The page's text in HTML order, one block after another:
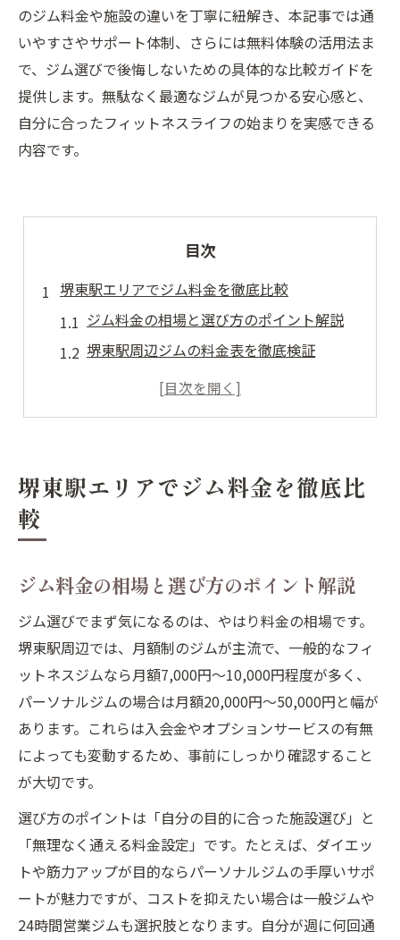
のジム料金や施設の違いを丁寧に紐解き、本記事では通
いやすさやサポート体制、さらには無料体験の活用法ま
で、ジム選びで後悔しないための具体的な比較ガイドを
提供します。無駄なく最適なジムが見つかる安心感と、
自分に合ったフィットネスライフの始まりを実感できる
内容です。
目次
堺東駅エリアでジム料金を徹底比較
ジム料金の相場と選び方のポイント解説
堺東駅周辺ジムの料金表を徹底検証
パーソナルジムと一般ジムの料金比較法
ジム選びに役立つ堺東駅の料金事情
堺東駅ジムの料金傾向と賢い選択法
パーソナルジム料金の特徴を徹底分析
月会費制ジムで得する通い方のコツ
コスパ重視なら堺東駅周辺のジムはどう選ぶ
ジム料金とコスパの良い選び方を解説
通い方別ジム料金と満足度の比較ポイント
パーソナルと24時間ジムのコスパ分析
施設充実度とジム料金のバランスを考える
安くて続けやすいジム選びの秘訣公開
無料体験を活用した賢いジム探し
ジムの無料体験で料金とサービスを検証
無料体験で見極めるジム料金の納得度
体験利用で比較できるジム料金の特徴
堺東駅エリアでジム料金を徹底比
較
ジム料金の相場と選び方のポイント解説
ジム選びでまず気になるのは、やはり料金の相場です。
堺東駅周辺では、月額制のジムが主流で、一般的なフィ
ットネスジムなら月額7,000円〜10,000円程度が多く、
パーソナルジムの場合は月額20,000円〜50,000円と幅が
あります。これらは入会金やオプションサービスの有無
によっても変動するため、事前にしっかり確認すること
が大切です。
選び方のポイントは「自分の目的に合った施設選び」と
「無理なく通える料金設定」です。たとえば、ダイエッ
トや筋力アップが目的ならパーソナルジムの手厚いサポ
ートが魅力ですが、コストを抑えたい場合は一般ジムや
24時間営業ジムも選択肢となります。自分が週に何回通